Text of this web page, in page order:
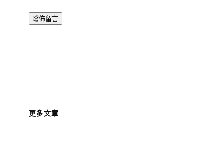
更多文章